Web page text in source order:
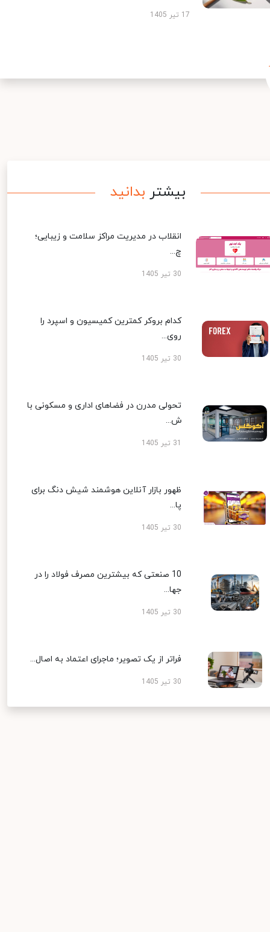
17 تیر 1405
بیشتر بدانید
انقلاب در مدیریت مراکز سلامت و زیبایی؛
چ...
30 تیر 1405
کدام بروکر کمترین کمیسیون و اسپرد را
روی...
30 تیر 1405
تحولی مدرن در فضاهای اداری و مسکونی با
ش...
ظهور بازار آنلاین هوشمند شیش دنگ برای
پا...
30 تیر 1405
10 صنعتی که بیشترین مصرف فولاد را در
جها...
30 تیر 1405
فراتر از یک تصویر؛ ماجرای اعتماد به اصال...
30 تیر 1405